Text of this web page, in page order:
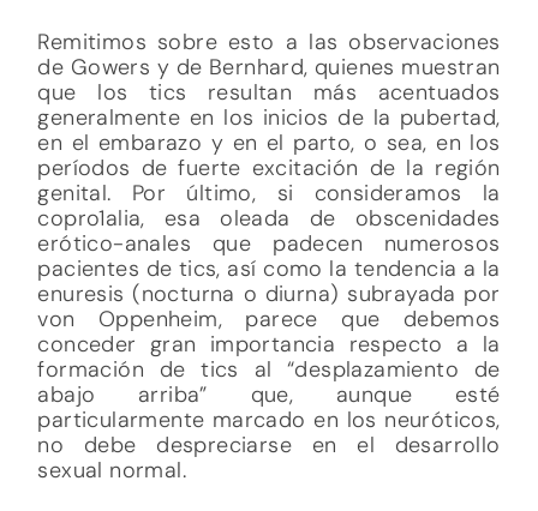
Remitimos sobre esto a las observaciones
de Gowers y de Bernhard, quienes muestran
que los tics resultan más acentuados
generalmente en los inicios de la pubertad,
en el embarazo y en el parto, o sea, en los
períodos de fuerte excitación de la región
genital. Por último, si consideramos la
copro1alia, esa oleada de obscenidades
erótico-anales que padecen numerosos
pacientes de tics, así como la tendencia a la
enuresis (nocturna o diurna) subrayada por
von Oppenheim, parece que debemos
conceder gran importancia respecto a la
formación de tics al “desplazamiento de
abajo arriba” que, aunque esté
particularmente marcado en los neuróticos,
no debe despreciarse en el desarrollo
sexual normal.